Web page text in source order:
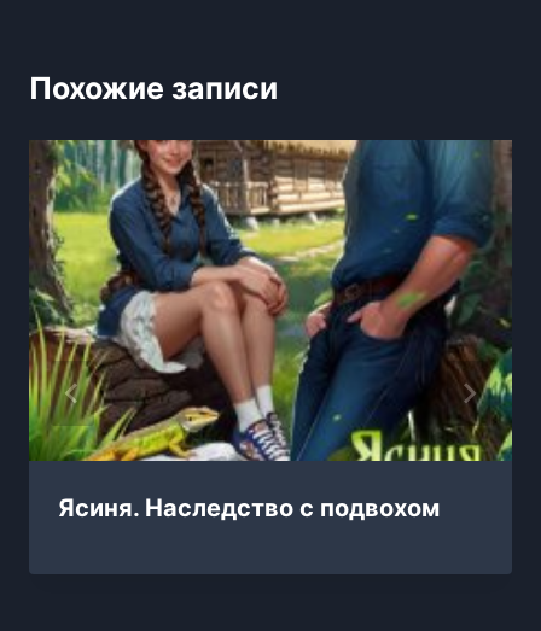
Похожие записи
Ясиня. Наследство с подвохом